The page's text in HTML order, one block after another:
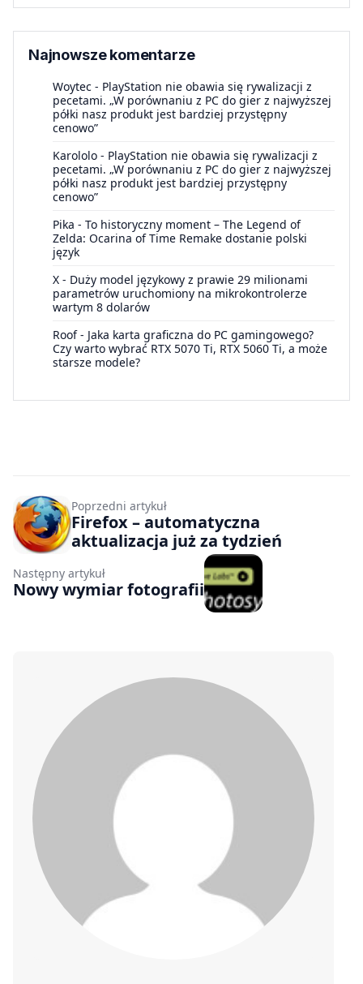
Najnowsze komentarze
Woytec - PlayStation nie obawia się rywalizacji z
pecetami. „W porównaniu z PC do gier z najwyższej
półki nasz produkt jest bardziej przystępny
cenowo”
Karololo - PlayStation nie obawia się rywalizacji z
pecetami. „W porównaniu z PC do gier z najwyższej
półki nasz produkt jest bardziej przystępny
cenowo”
Pika - To historyczny moment – The Legend of
Zelda: Ocarina of Time Remake dostanie polski
język
X - Duży model językowy z prawie 29 milionami
parametrów uruchomiony na mikrokontrolerze
wartym 8 dolarów
Roof- Jaka karta graficzna do PC gamingowego?
Czy warto wybrać RTX 5070 Ti, RTX 5060 Ti, a może
starsze modele?
Poprzedni artykuł
Firefox – automatyczna
aktualizacja już za tydzień
Następny artykuł
Nowy wymiar fotografii